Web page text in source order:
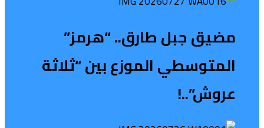
مضيق جبل طارق.. “هرمز”
المتوسطي الموزع بين “ثلاثة
عروش”..!